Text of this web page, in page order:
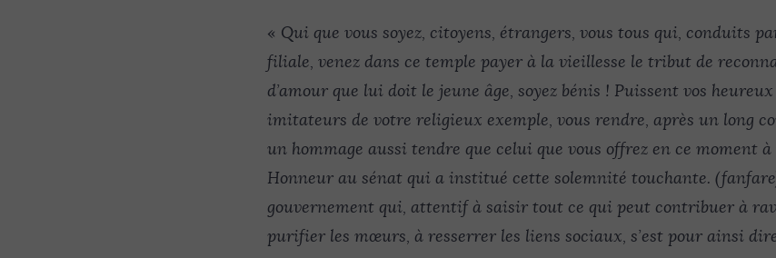
« Qui que vous soyez, citoyens, étrangers, vous tous qui, conduits
filiale, venez dans ce temple payer à la vieillesse le tribut de
d’amour que lui doit le jeune âge, soyez bénis ! Puissent vos
imitateurs de votre religieux exemple, vous rendre, après un long
un hommage aussi tendre que celui que vous offrez en ce moment à
Honneur au sénat qui a institué cette solemnité touchante.
gouvernement qui, attentif à saisir tout ce qui peut contribuer à
purifier les mœurs, à resserrer les liens sociaux, s’est pour ainsi